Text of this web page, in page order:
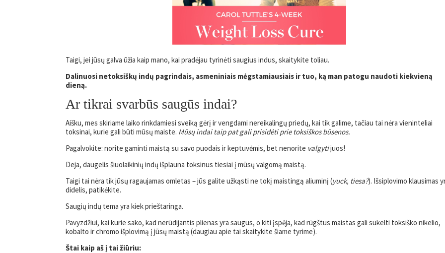
Taigi, jei jūsų galva ūžia kaip mano, kai pradėjau tyrinėti saugius indus, skaitykite toliau.
Dalinuosi netoksiškų indų pagrindais, asmeniniais mėgstamiausiais ir tuo, ką man patogu naudoti kiekvieną
dieną.
Ar tikrai svarbūs saugūs indai?
Aišku, mes skiriame laiko rinkdamiesi sveiką gėrį ir vengdami nereikalingų priedų, kai tik galime, tačiau tai nėra vieninteliai
toksinai, kurie gali būti mūsų maiste. Mūsų indai taip pat gali prisidėti prie toksiškos būsenos.
Pagalvokite: norite gaminti maistą su savo puodais ir keptuvėmis, bet nenorite valgytijuos!
Deja, daugelis šiuolaikinių indų išplauna toksinus tiesiai į mūsų valgomą maistą.
Taigi tai nėra tik jūsų ragaujamas omletas – jūs galite užkąsti ne tokį maistingą aliuminį (yuck, tiesa?). Išsiplovimo klausimas
didelis, patikėkite.
Saugių indų tema yra kiek prieštaringa.
Pavyzdžiui, kai kurie sako, kad nerūdijantis plienas yra saugus, o kiti įspėja, kad rūgštus maistas gali sukelti toksiško nikelio,
kobalto ir chromo išplovimą į jūsų maistą (daugiau apie tai skaitykite šiame tyrime).
Štai kaip aš į tai žiūriu: